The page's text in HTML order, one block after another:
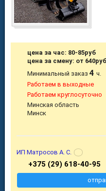
цена за час: 80-85руб
цена за смену: от
Минимальный заказ4ч.
Работаем в выходные
Работаем круглосуточно
Минская область
Минск
ИП Матросов А. С.
+375 (29) 618-40-95